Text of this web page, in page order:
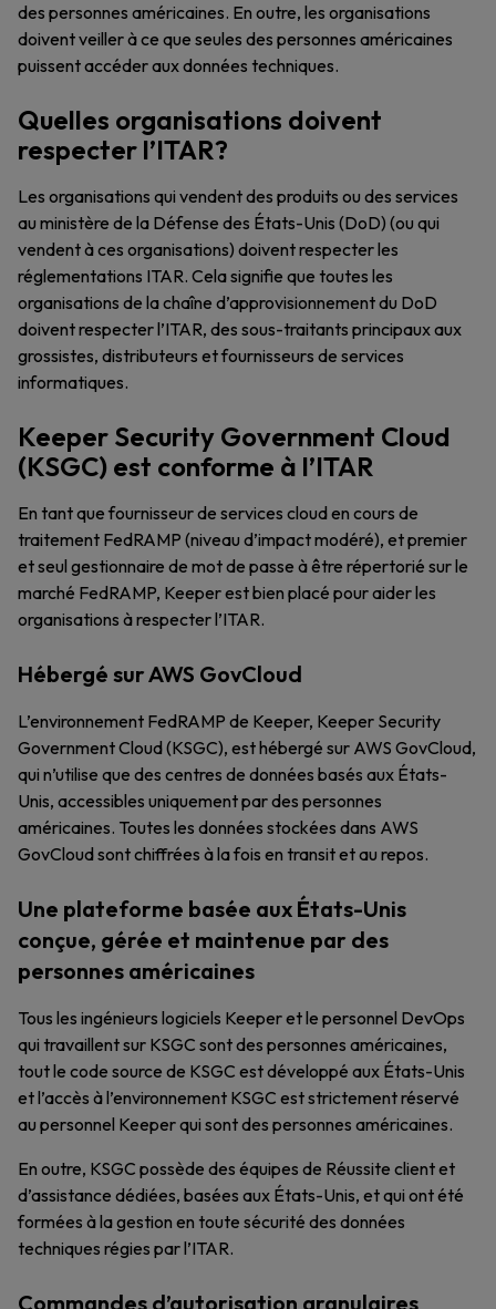
des personnes américaines. En outre, les organisations
doivent veiller à ce que seules des personnes américaines
puissent accéder aux données techniques.
Quelles organisations doivent
respecter l’ITAR?
Les organisations qui vendent des produits ou des services
au ministère de la Défense des États-Unis (DoD) (ou qui
vendent à ces organisations) doivent respecter les
réglementations ITAR. Cela signifie que toutes les
organisations de la chaîne d’approvisionnement du DoD
doivent respecter l’ITAR, des sous-traitants principaux aux
grossistes, distributeurs et fournisseurs de services
informatiques.
Keeper Security Government Cloud
(KSGC) est conforme à l’ITAR
En tant que fournisseur de services cloud en cours de
traitement FedRAMP (niveau d’impact modéré), et premier
et seul gestionnaire de mot de passe à être répertorié sur le
marché FedRAMP, Keeper est bien placé pour aider les
organisations à respecter l’ITAR.
Hébergé sur AWS GovCloud
L’environnement FedRAMP de Keeper, Keeper Security
Government Cloud (KSGC), est hébergé sur AWS GovCloud,
qui n’utilise que des centres de données basés aux États-
Unis, accessibles uniquement par des personnes
américaines. Toutes les données stockées dans AWS
GovCloud sont chiffrées à la fois en transit et au repos.
Une plateforme basée aux États-Unis
conçue, gérée et maintenue par des
personnes américaines
Tous les ingénieurs logiciels Keeper et le personnel DevOps
qui travaillent sur KSGC sont des personnes américaines,
tout le code source de KSGC est développé aux États-Unis
et l’accès à l’environnement KSGC est strictement réservé
au personnel Keeper qui sont des personnes américaines.
En outre, KSGC possède des équipes de Réussite client et
d’assistance dédiées, basées aux États-Unis, et qui ont été
formées à la gestion en toute sécurité des données
techniques régies par l’ITAR.
Commandes d’autorisation granulaires